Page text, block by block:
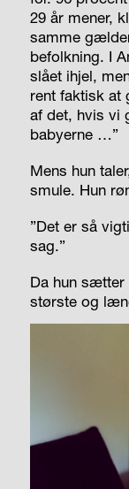
29 år mener,
samme
befolkning. I
slået ihjel,
rent faktisk at
af det, hvis vi
babyerne …”
Mens hun
smule. Hun
”Det er så
sag.”
Da hun sætter
største og